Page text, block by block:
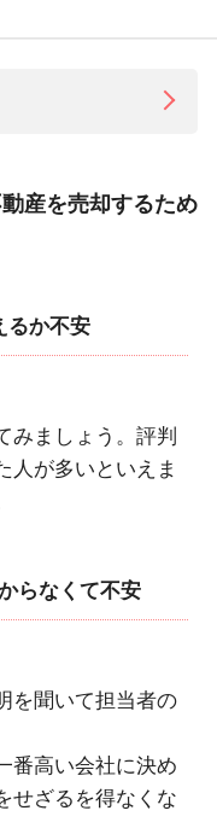
産を売却するため
るか不安
みましょう。評判
人が多いといえま
らなくて不安
を聞いて担当者の
番高い会社に決め
せざるを得なくな